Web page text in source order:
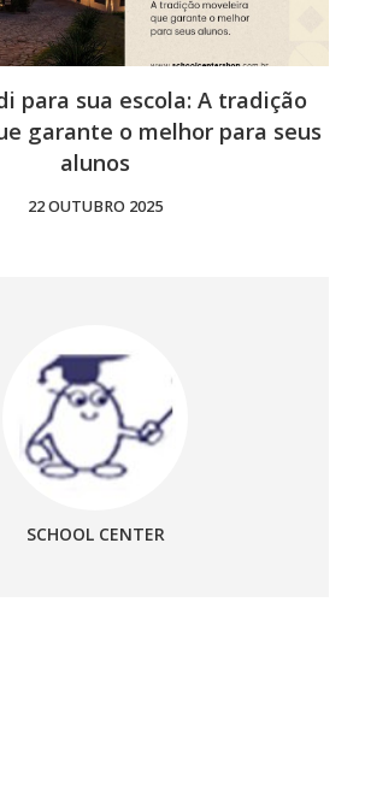
para sua escola: A tradição
garante o melhor para seus
alunos
22 OUTUBRO 2025
SCHOOL CENTER